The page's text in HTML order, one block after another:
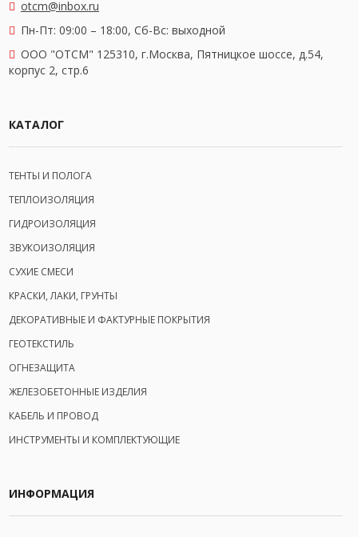
otcm@inbox.ru
Пн-Пт: 09:00 – 18:00, Сб-Вс: выходной
OOO "ОТСМ" 125310, г.Москва, Пятницкое шоссе, д.54,
корпус 2, стр.6
КАТАЛОГ
ТЕНТЫ И ПОЛОГА
ТЕПЛОИЗОЛЯЦИЯ
ГИДРОИЗОЛЯЦИЯ
ЗВУКОИЗОЛЯЦИЯ
СУХИЕ СМЕСИ
КРАСКИ, ЛАКИ, ГРУНТЫ
ДЕКОРАТИВНЫЕ И ФАКТУРНЫЕ ПОКРЫТИЯ
ГЕОТЕКСТИЛЬ
ОГНЕЗАЩИТА
ЖЕЛЕЗОБЕТОННЫЕ ИЗДЕЛИЯ
КАБЕЛЬ И ПРОВОД
ИНСТРУМЕНТЫ И КОМПЛЕКТУЮЩИЕ
ИНФОРМАЦИЯ